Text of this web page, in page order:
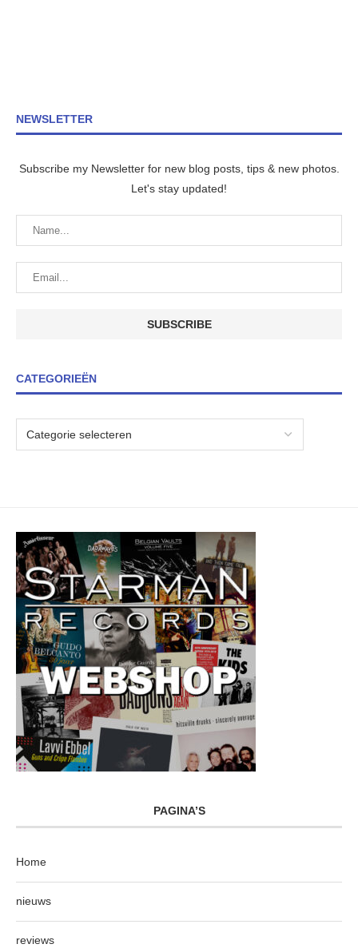
NEWSLETTER
Subscribe my Newsletter for new blog posts, tips & new photos.
Let's stay updated!
CATEGORIEËN
PAGINA’S
Home
nieuws
reviews